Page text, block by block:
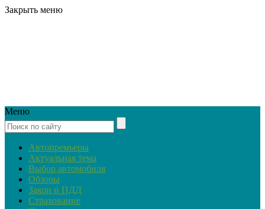
Закрыть меню
Меню
Автопремьеры
Актуальная тема
Выбор автомобиля
Обзоры
Закон и ПДД
Страхование